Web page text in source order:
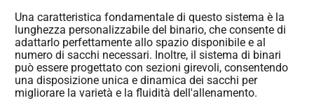
Una caratteristica fondamentale di questo sistema è la
lunghezza personalizzabile del binario, che consente di
adattarlo perfettamente allo spazio disponibile e al
numero di sacchi necessari. Inoltre, il sistema di binari
può essere progettato con sezioni girevoli, consentendo
una disposizione unica e dinamica dei sacchi per
migliorare la varietà e la fluidità dell'allenamento.